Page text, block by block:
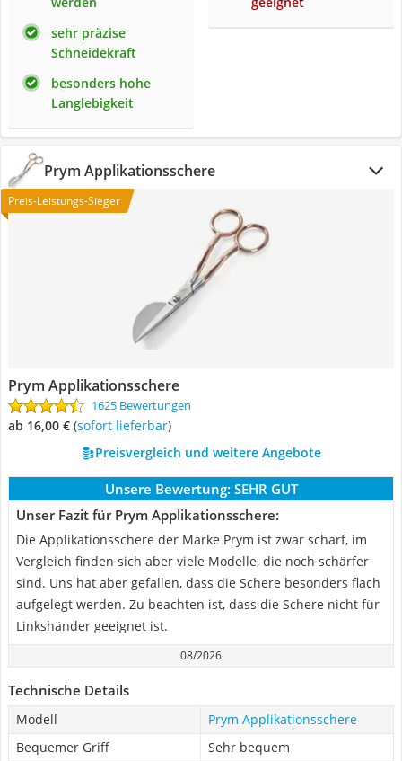
sehr präzise
Schneidekraft
besonders hohe
Langlebigkeit
Prym Applikationsschere
Preis-Leistungs-Sieger
Prym Applikationsschere
1625 Bewertungen
ab 16,00 € ( Sofort lieferbar)
Preisvergleich und weitere Angebote
Unsere Bewertung: SEHR GUT
Unser Fazit für Prym Applikationsschere:
Die Applikationsschere der Marke Prym ist zwar scharf, im
Vergleich finden sich aber viele Modelle, die noch schärfer
sind. Uns hat aber gefallen, dass die Schere besonders flach
aufgelegt werden. Zu beachten ist, dass die Schere nicht für
Linkshänder geeignet ist.
08/2026
Technische Details
Modell
Prym Applikationsschere
Bequemer Griff
Sehr bequem